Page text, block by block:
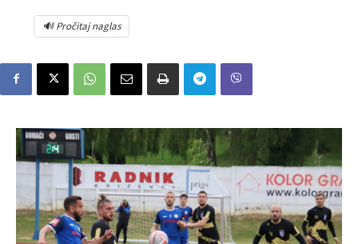
🔊 Pročitaj naglas